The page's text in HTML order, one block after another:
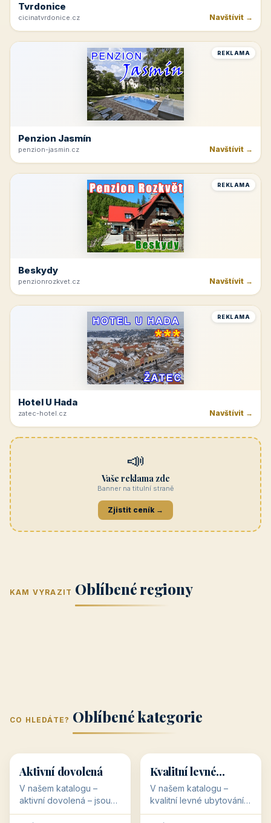
Tvrdonice
cicinatvrdonice.cz Navštívit →
REKLAMA
Penzion Jasmín
penzion-jasmin.cz Navštívit →
REKLAMA
Beskydy
penzionrozkvet.cz Navštívit →
REKLAMA
Hotel U Hada
zatec-hotel.cz Navštívit →
📣
Vaše reklama zde
Banner na titulní straně
Zjistit ceník →
KAM VYRAZIT Oblíbené regiony
(Jihomoravský
kraj)
kraj)
Zlínský kraj Žilinský
Karlovarský
Střední Čechy
(Středočeský
CO HLEDÁTE? Oblíbené kategorie
🥾 36 objektů
Aktivní dovolená
V našem katalogu –
aktivní dovolená – jsou
pro Vás připraveny
💰
💰
34 objektů
Kvalitní levné
ubytování
V našem katalogu –
kvalitní levné ubytování –
jsou pro Vás připraveny